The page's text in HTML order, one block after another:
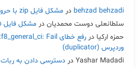
behzad behzadi در مشکل فایل zip با حروف فارسی
سلطانعلی دوست محمدیان در مشکل فایل zip با حروف فارسی
حمزه ارکیا در
وردپرس (duplicator)
Yashar Madadi در دسترسی دادن به ربات facebook